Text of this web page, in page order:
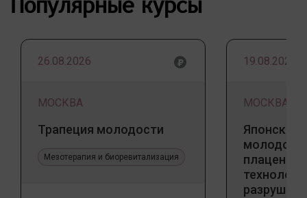
26.08.2026
МОСКВА
Трапеция молодости
Мезотерапия и биоревитализация
19.08.2026
МОСКВА
Японский